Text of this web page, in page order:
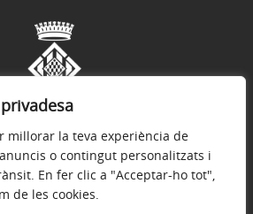
millorar la teva experiència de
o contingut personalitzats i
En fer clic a "Acceptar-ho tot",
de les cookies.
de privacitat